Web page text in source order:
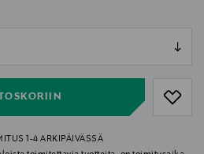
1-4 ARKIPÄIVÄSSÄ